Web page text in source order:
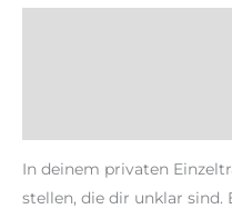
In deinem privaten
stellen, die dir unklar sind.